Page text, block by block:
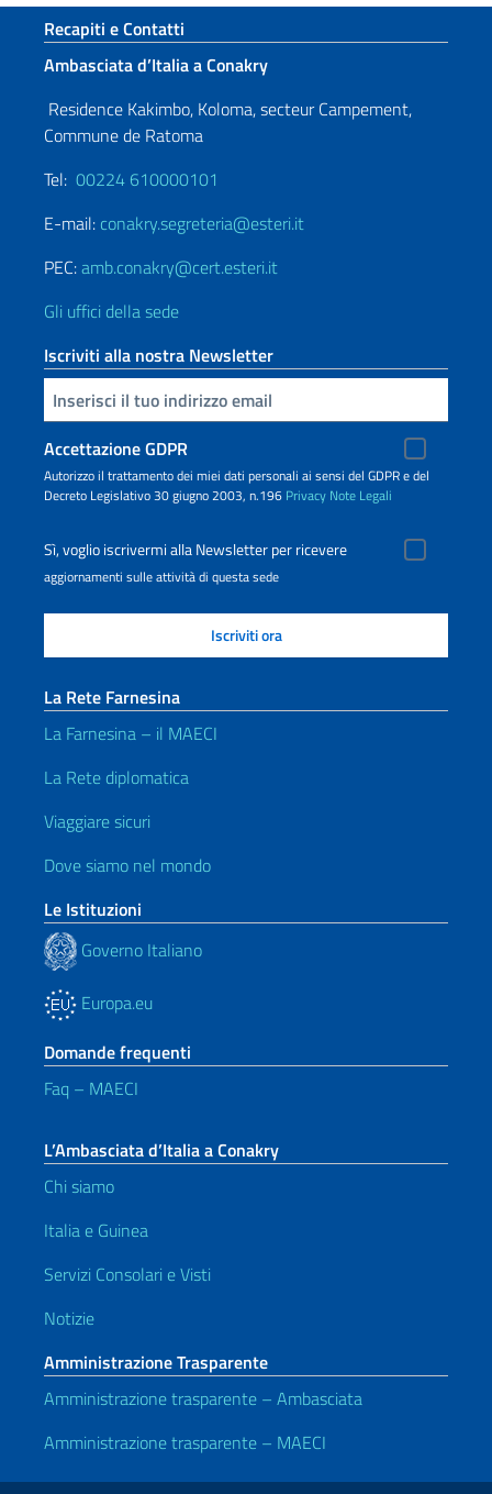
Paginazione
Sezione footer
Recapiti e Contatti
Ambasciata d’Italia a Conakry
Residence Kakimbo, Koloma, secteur Campement,
Commune de Ratoma
Tel: 00224 610000101
E-mail: conakry.segreteria@esteri.it
PEC:amb.conakry@cert.esteri.it
Gli uffici della sede
Iscriviti alla nostra Newsletter
Inserisci la tua email
Accettazione GDPR
Autorizzo il trattamento dei miei dati personali ai sensi del GDPR e del
Decreto Legislativo 30 giugno 2003, n.196 Privacy Note Legali
Sì, voglio iscrivermi alla Newsletter per ricevere
aggiornamenti sulle attività di questa sede
La Rete Farnesina
La Farnesina – il MAECI
La Rete diplomatica
Viaggiare sicuri
Dove siamo nel mondo
Le Istituzioni
Governo Italiano
Europa.eu
Domande frequenti
Faq – MAECI
L’Ambasciata d’Italia a Conakry
Chi siamo
Italia e Guinea
Servizi Consolari e Visti
Notizie
Amministrazione Trasparente
Amministrazione trasparente – Ambasciata
Amministrazione trasparente – MAECI